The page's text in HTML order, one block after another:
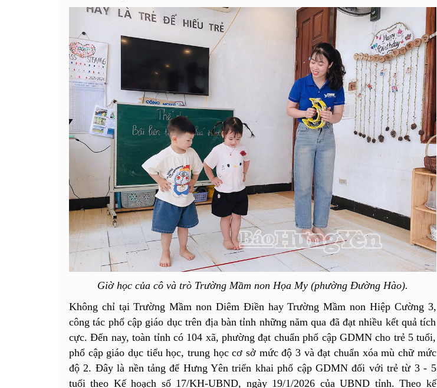
Giờ học của cô và trò Trường Mầm non Họa My (phường Đường Hào).
Không chỉ tại Trường Mầm non Diêm Điền hay Trường Mầm non Hiệp Cường 3,
công tác phổ cập giáo dục trên địa bàn tỉnh những năm qua đã đạt nhiều kết quả tích
cực. Đến nay, toàn tỉnh có 104 xã, phường đạt chuẩn phổ cập GDMN cho trẻ 5 tuổi,
phổ cập giáo dục tiểu học, trung học cơ sở mức độ 3 và đạt chuẩn xóa mù chữ mức
độ 2. Đây là nền tảng để Hưng Yên triển khai phổ cập GDMN đối với trẻ từ 3 - 5
tuổi theo Kế hoạch số 17/KH-UBND, ngày 19/1/2026 của UBND tỉnh. Theo kế